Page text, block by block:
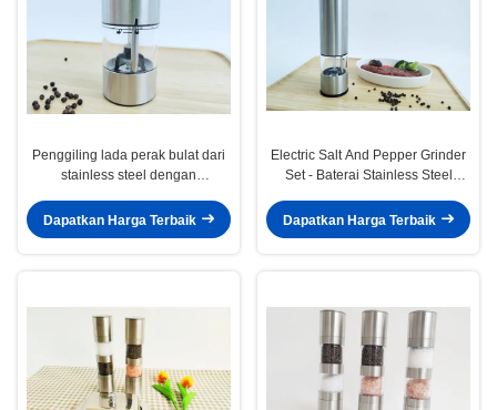
Penggiling lada perak bulat dari
stainless steel dengan
dapat disesuaikan
Dapatkan Harga Terbaik
Electric Salt And Pepper Grinder
Set - Baterai Stainless Steel
Dengan Cahaya - Gratis
Dapatkan Harga Terbaik